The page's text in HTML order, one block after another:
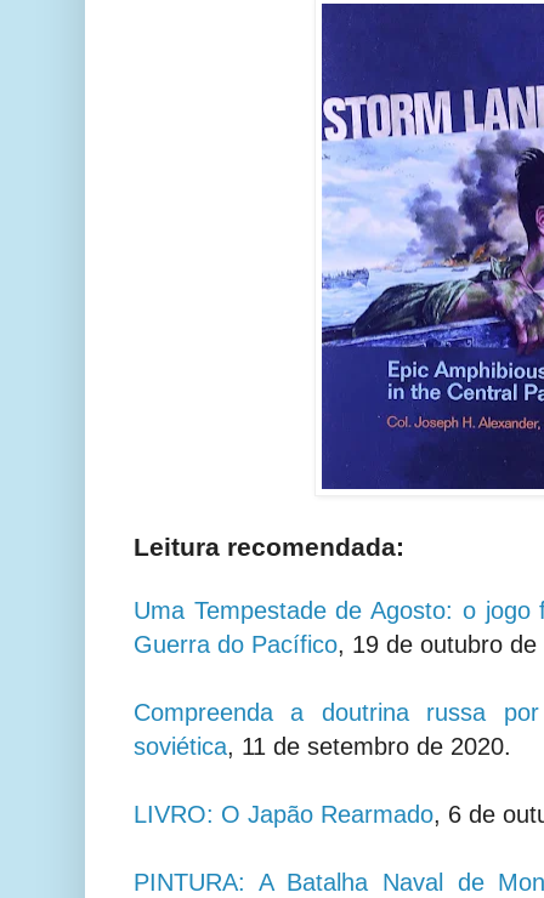
Leitura recomendada:
Uma Tempestade de Agosto: o jogo
Guerra do Pacífico, 19 de outubro de
Compreenda a doutrina russa
soviética, 11 de setembro de 2020.
LIVRO: O Japão Rearmado, 6 de
PINTURA: A Batalha Naval de